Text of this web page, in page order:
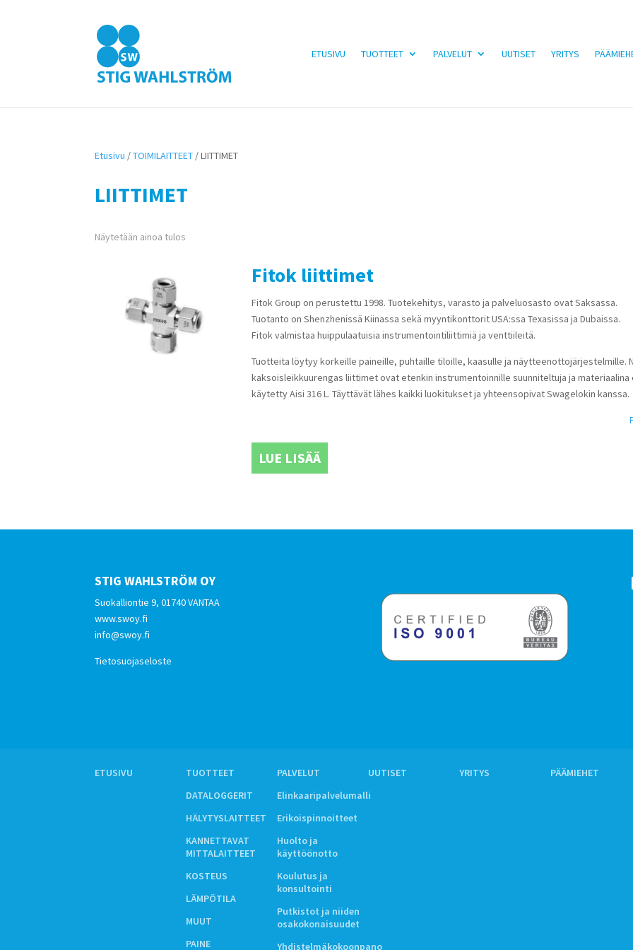
ETUSIVU TUOTTEET PALVELUT UUTISET YRITYS
Etusivu /TOIMILAITTEET / LIITTIMET
LIITTIMET
Näytetään ainoa tulos
Fitok liittimet
Fitok Group on perustettu 1998. Tuotekehitys, varasto ja palveluosasto ovat Saksassa.
Tuotanto on Shenzhenissä Kiinassa sekä myyntikonttorit USA:ssa Texasissa ja Dubaissa.
Fitok valmistaa huippulaatuisia instrumentointiliittimiä ja venttiileitä.
Tuotteita löytyy korkeille paineille, puhtaille tiloille, kaasulle ja näytteenottojärjestelmille.
kaksoisleikkuurengas liittimet ovat etenkin instrumentoinnille suunniteltuja ja materiaalina
käytetty Aisi 316 L. Täyttävät lähes kaikki luokitukset ja yhteensopivat Swagelokin kanssa.
LUE LISÄÄ
STIG WAHLSTRÖM OY
Suokalliontie 9, 01740 VANTAA
www.swoy.fi
info@swoy.fi
Tietosuojaseloste
ETUSIVU
TUOTTEET
DATALOGGERIT
HÄLYTYSLAITTEET
KANNETTAVAT
MITTALAITTEET
KOSTEUS
LÄMPÖTILA
MUUT
PAINE
PALVELUT
Elinkaaripalvelumalli
Erikoispinnoitteet
Huolto ja
käyttöönotto
Koulutus ja
konsultointi
Putkistot ja niiden
osakokonaisuudet
Yhdistelmäkokoonpano
UUTISET YRITYS PÄÄMIEHET